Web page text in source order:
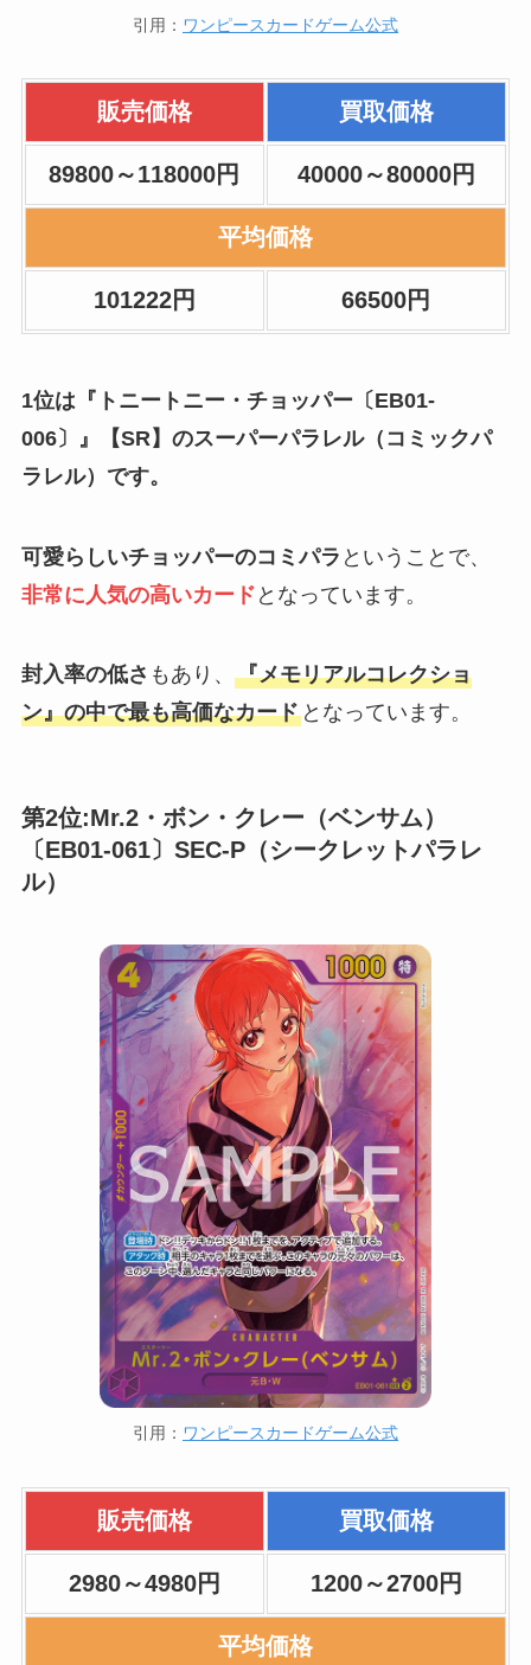
引用： ワンピースカードゲーム公式
販売価格 買取価格
89800～118000円 40000～80000円
平均価格
101222円 66500円
1位は『トニートニー・チョッパー〔EB01-
006〕』【SR】のスーパーパラレル（コミックパ
ラレル）です。
可愛らしいチョッパーのコミパラ ということで、
非常に人気の高いカード となっています。
封入率の低さ もあり、 『メモリアルコレクショ
ン』の中で最も高価なカードとなっています。
第2位:Mr.2・ボン・クレー（ベンサム）
〔EB01-061〕SEC-P（シークレットパラレ
ル）
引用： ワンピースカードゲーム公式
販売価格 買取価格
2980～4980円 1200～2700円
平均価格